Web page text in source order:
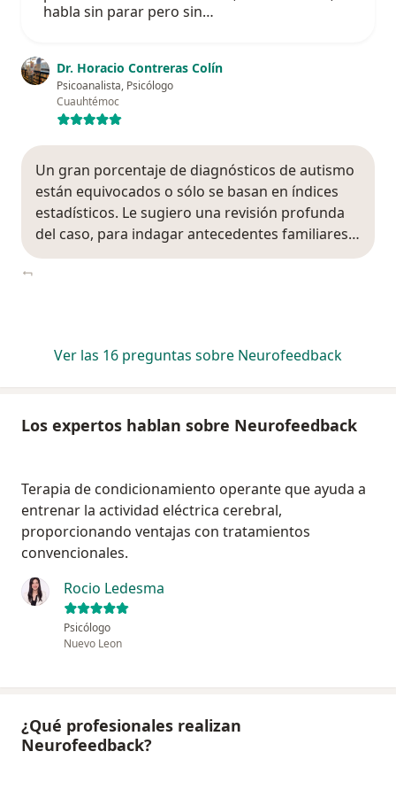
habla sin parar pero sin…
Dr. Horacio Contreras Colín
Psicoanalista, Psicólogo
Cuauhtémoc
Un gran porcentaje de diagnósticos de autismo
están equivocados o sólo se basan en índices
estadísticos. Le sugiero una revisión profunda
del caso, para indagar antecedentes familiares…
Ver las 16 preguntas sobre Neurofeedback
Los expertos hablan sobre Neurofeedback
Terapia de condicionamiento operante que ayuda a
entrenar la actividad eléctrica cerebral,
proporcionando ventajas con tratamientos
convencionales.
Rocio Ledesma
Psicólogo
Nuevo Leon
¿Qué profesionales realizan
Neurofeedback?